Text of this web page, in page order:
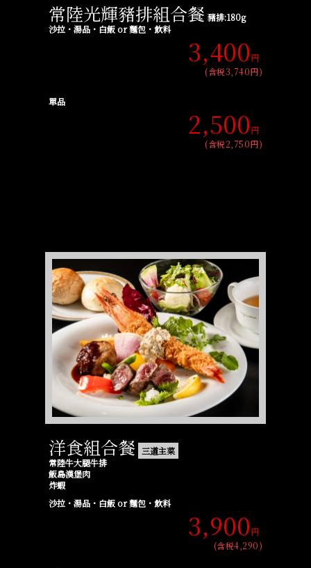
常陸光輝豬排組合餐 豬排:180g
沙拉・湯品・白飯 or 麵包・飲料
3,400円
(含税3,740円)
單品
2,500円
(含税2,750円)
洋食組合餐
三道主菜
常陸牛大腿牛排
飯島漢堡肉
炸蝦
沙拉・湯品・白飯 or 麵包・飲料
3,900円
(含税4,290)